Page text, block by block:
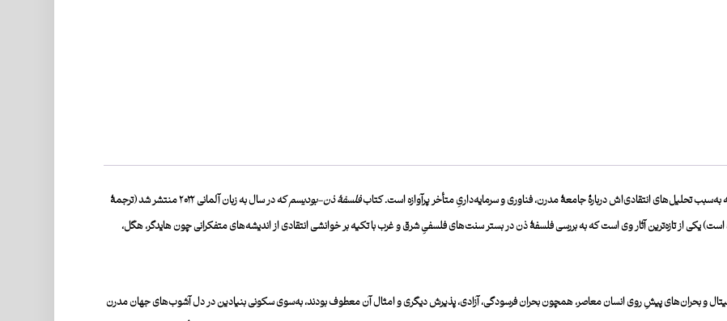
تحلیل‌های انتقادی‌اش دربارۀ جامعۀ مدرن، فناوری و سرمایه‌داریِ متأخر پرآوازه است.کتابفلسفۀ ذن-بودیسم
که در سال به زبان آلمانی ۲۰۲۲ منتشر شد (ترجمۀ
است) یکی از تازه‌ترین آثار وی است که به بررسی فلسفۀ ذن در بستر سنت‌های فلسفیِ شرق و غرب با تکیه بر خوانشی انتقادی از اندیشه‌های متفکرانی چون هایدگر، هگل،
و بحران‌های پیشِ روی انسان معاصر، همچون بحران فرسودگی، آزادی، پذیرش دیگری و امثال آن معطوف بودند، به‌سوی سکونی بنیادین در دل آشوب‌های جهان مدرن